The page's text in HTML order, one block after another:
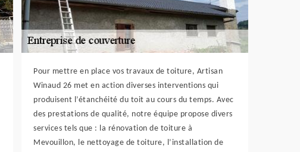
Pour mettre en place vos travaux de toiture, Artisan
Winaud 26 met en action diverses interventions qui
produisent l’étanchéité du toit au cours du temps. Avec
des prestations de qualité, notre équipe propose divers
services tels que : la rénovation de toiture à
Mevouillon, le nettoyage de toiture, l’installation de